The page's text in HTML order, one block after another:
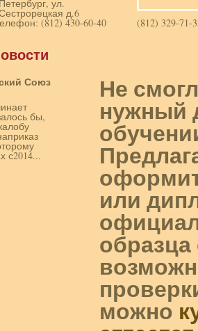
Петербург, ул.
д.6
(812) 430-60-40 (812) 329-71-
Союз
бы,
с2014...
Не
нужный
или
можно